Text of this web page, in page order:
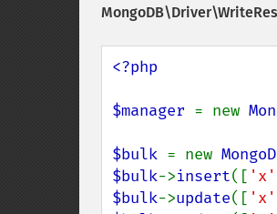
<?php
$manager = new
$bulk = new
$bulk->insert([ 'x'
$bulk->update([ 'x'